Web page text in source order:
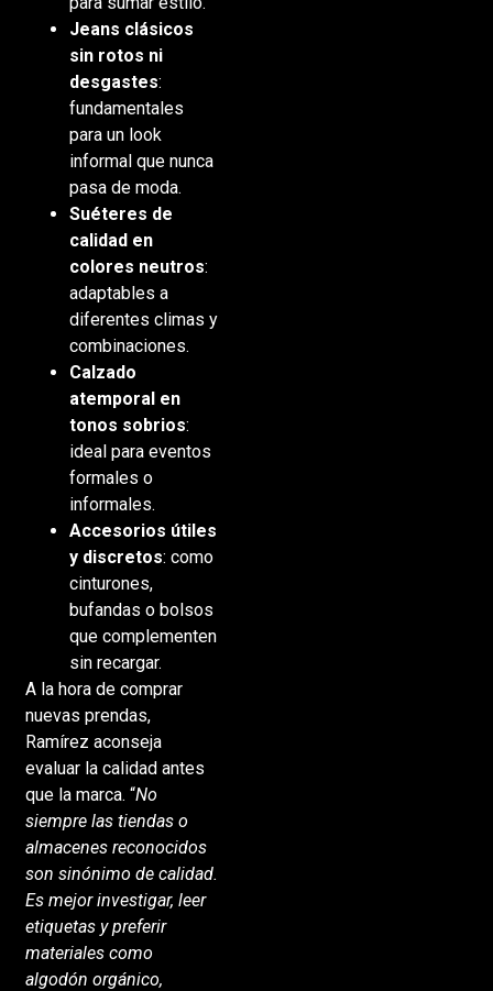
Jeans clásicos
sin rotos ni
desgastes:
fundamentales
para un look
informal que nunca
pasa de moda.
Suéteres de
calidad en
colores neutros:
adaptables a
diferentes climas y
combinaciones.
Calzado
atemporal en
tonos sobrios:
ideal para eventos
formales o
informales.
Accesorios útiles
y discretos: como
cinturones,
bufandas o bolsos
que complementen
sin recargar.
A la hora de comprar
nuevas prendas,
Ramírez aconseja
evaluar la calidad antes
que la marca. “No
siempre las tiendas o
almacenes reconocidos
son sinónimo de calidad.
Es mejor investigar, leer
etiquetas y preferir
materiales como
algodón orgánico,